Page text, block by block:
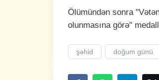
Ölümündən sonra
olunmasına görə"
şəhid doğum günü